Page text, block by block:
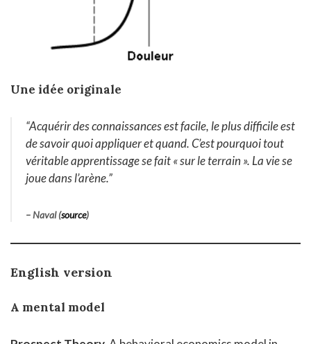
Une idée originale
“Acquérir des connaissances est facile, le plus difficile est
de savoir quoi appliquer et quand. C’est pourquoi tout
véritable apprentissage se fait « sur le terrain ». La vie se
joue dans l’arène.”
– Naval (source)
English version
A mental model